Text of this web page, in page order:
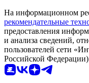
На информационном
рекомендательные
предоставления
и анализа сведений,
пользователей сети
Российской Федерации)